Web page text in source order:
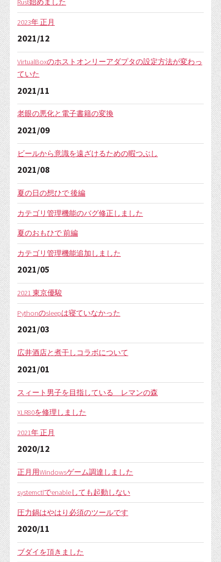
Rust始めました
2023年 正月
2021/12
VirtualBoxのホストオンリーアダプタの設定方法が変わっ
ていた
2021/11
老眼の悪化と電子書籍の変換
2021/09
ビールから意識を遠ざけるための暇つぶし
2021/08
夏の日の想ひで 後編
カテゴリ管理機能のバグ修正しました
夏のおもひで 前編
カテゴリ管理機能追加しました
2021/05
2021 東京優駿
Pythonのsleepは寝ていなかった
2021/03
広井酒店と煮干しコラボについて
2021/01
スィート男子を目指している レマンの森
XLR80を修理しました
2021年 正月
2020/12
正月用Windowsゲーム調達しました
systemctlでenableしても起動しない
圧力鍋はやはり必須のツールです
2020/11
ブダイを頂きました